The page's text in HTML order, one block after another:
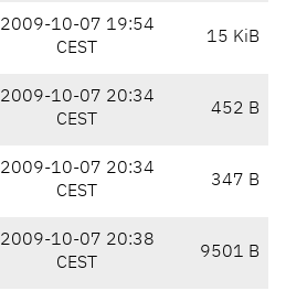
2009-10-07 19:54
CEST
15 KiB
2009-10-07 20:34
CEST
452 B
2009-10-07 20:34
CEST
347 B
2009-10-07 20:38
CEST
9501 B